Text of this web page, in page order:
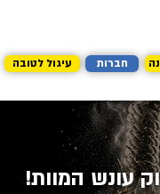
עיגול לטובה חברות
עונש המוות!